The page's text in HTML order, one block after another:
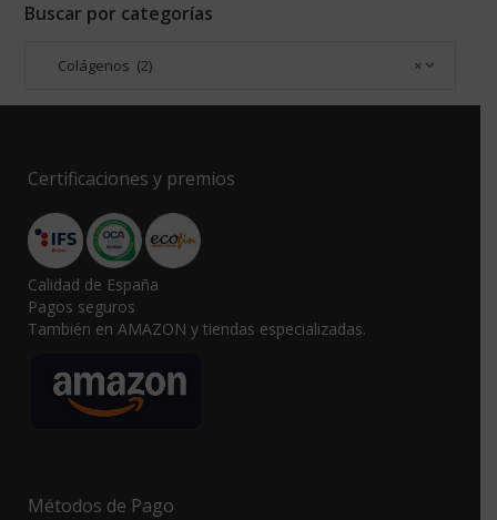
Buscar por categorías
×
Colágenos (2)
Certificaciones y premios
Calidad de España
Pagos seguros
También en AMAZON y tiendas especializadas.
Métodos de Pago